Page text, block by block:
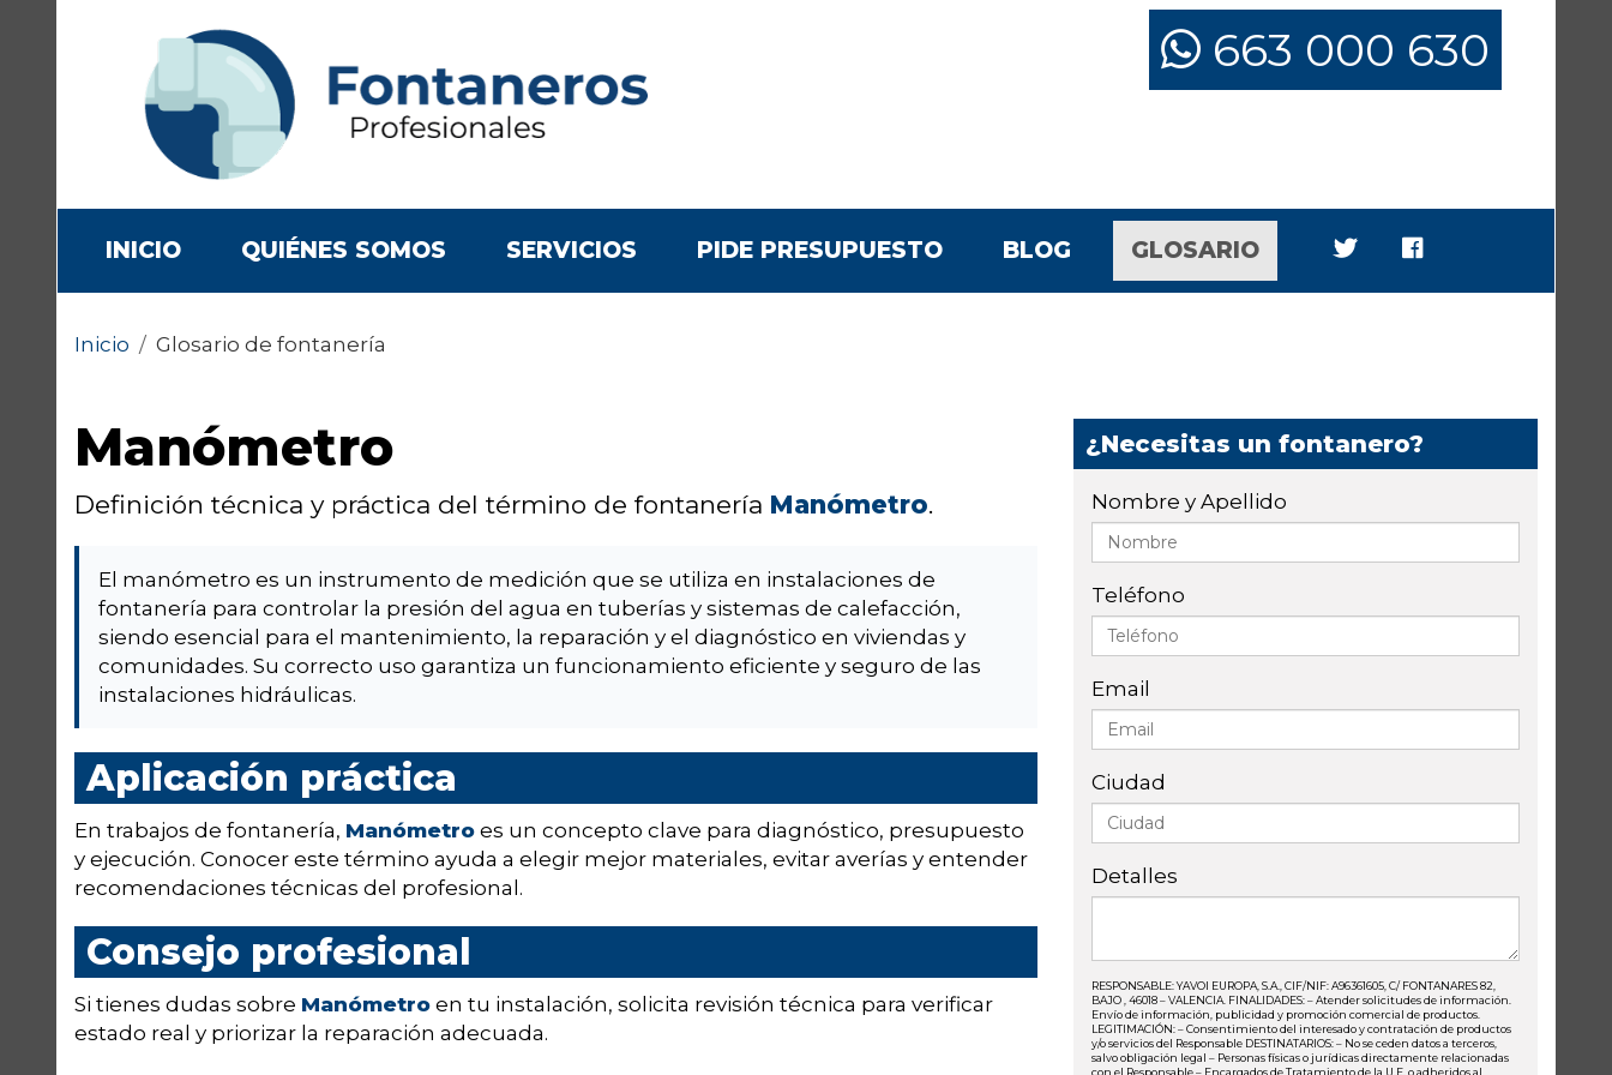
663 000 630
INICIO(CURRENT)
QUIÉNES SOMOS SERVICIOS PIDE PRESUPUESTO BLOG GLOSARIO
Inicio / Glosario de fontanería
Manómetro
Definición técnica y práctica del término de fontanería Manómetro.
El manómetro es un instrumento de medición que se utiliza en instalaciones de
fontanería para controlar la presión del agua en tuberías y sistemas de calefacción,
siendo esencial para el mantenimiento, la reparación y el diagnóstico en viviendas y
comunidades. Su correcto uso garantiza un funcionamiento eficiente y seguro de las
instalaciones hidráulicas.
Aplicación práctica
En trabajos de fontanería, Manómetro es un concepto clave para diagnóstico, presupuesto
y ejecución. Conocer este término ayuda a elegir mejor materiales, evitar averías y entender
recomendaciones técnicas del profesional.
Consejo profesional
Si tienes dudas sobre Manómetro en tu instalación, solicita revisión técnica para verificar
estado real y priorizar la reparación adecuada.
¿Necesitas un fontanero?
Nombre y Apellido
Teléfono
Email
Ciudad
Detalles
RESPONSABLE: YAVOI EUROPA, S.A., CIF/NIF: A96361605, C/ FONTANARES 82,
BAJO , 46018 – VALENCIA. FINALIDADES: – Atender solicitudes de información.
Envío de información, publicidad y promoción comercial de productos.
LEGITIMACIÓN: – Consentimiento del interesado y contratación de productos
y/o servicios del Responsable DESTINATARIOS: – No se ceden datos a terceros,
salvo obligación legal – Personas físicas o jurídicas directamente relacionadas